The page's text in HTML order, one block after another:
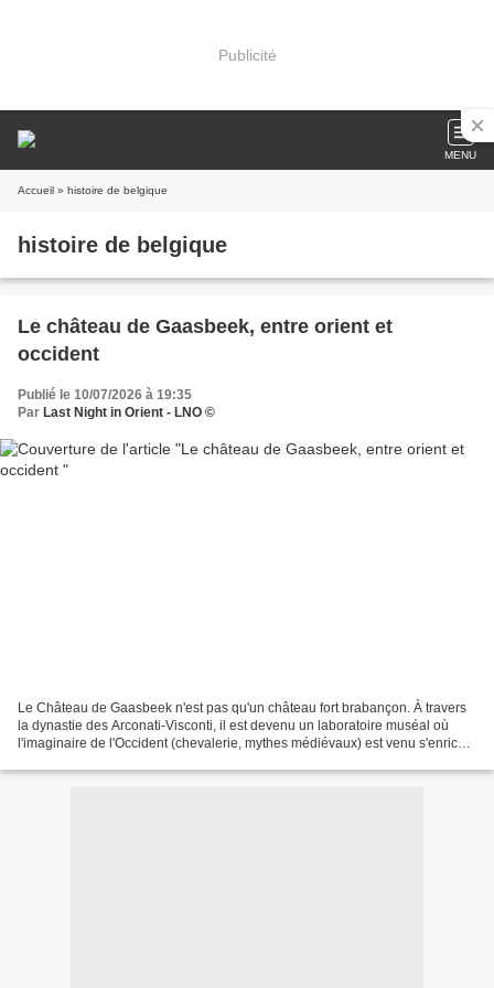
Publicité
MENU
Accueil » histoire de belgique
histoire de belgique
Le château de Gaasbeek, entre orient et
occident
Publié le 10/07/2026 à 19:35
Par Last Night in Orient - LNO ©
​Le Château de Gaasbeek n'est pas qu'un château fort brabançon. À travers
la dynastie des Arconati-Visconti, il est devenu un laboratoire muséal où
l'imaginaire de l'Occident (chevalerie, mythes médiévaux) est venu s'enrichir